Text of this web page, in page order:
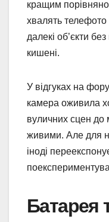
кращим
хвалять
далекі об’єкти
кишені.
У відгуках на
камера оживила
вуличних сцен до
живими. Але для
іноді
Батарея